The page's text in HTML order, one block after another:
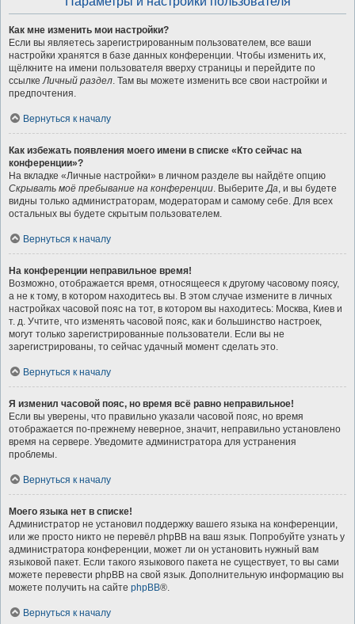
Как мне изменить мои настройки?
Если вы являетесь зарегистрированным пользователем, все ваши
настройки хранятся в базе данных конференции. Чтобы изменить их,
щёлкните на имени пользователя вверху страницы и перейдите по
ссылкеЛичный раздел. Там вы можете изменить все свои настройки и
предпочтения.
Вернуться к началу
Как избежать появления моего имени в списке «Кто сейчас на
конференции»?
На вкладке «Личные настройки» в личном разделе вы найдёте опцию
Скрывать моё пребывание на конференции. ВыберитеДа, и вы будете
видны только администраторам, модераторам и самому себе. Для всех
остальных вы будете скрытым пользователем.
Вернуться к началу
На конференции неправильное время!
Возможно, отображается время, относящееся к другому часовому поясу,
а не к тому, в котором находитесь вы. В этом случае измените в личных
настройках часовой пояс на тот, в котором вы находитесь: Москва, Киев и
т. д. Учтите, что изменять часовой пояс, как и большинство настроек,
могут только зарегистрированные пользователи. Если вы не
зарегистрированы, то сейчас удачный момент сделать это.
Вернуться к началу
Я изменил часовой пояс, но время всё равно неправильное!
Если вы уверены, что правильно указали часовой пояс, но время
отображается по-прежнему неверное, значит, неправильно установлено
время на сервере. Уведомите администратора для устранения
проблемы.
Вернуться к началу
Моего языка нет в списке!
Администратор не установил поддержку вашего языка на конференции,
или же просто никто не перевёл phpBB на ваш язык. Попробуйте узнать у
администратора конференции, может ли он установить нужный вам
языковой пакет. Если такого языкового пакета не существует, то вы сами
можете перевести phpBB на свой язык. Дополнительную информацию вы
можете получить на сайте phpBB®.
Вернуться к началу